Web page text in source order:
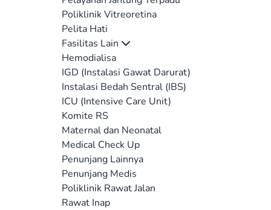
Poliklinik Vitreoretina
Pelita Hati
Fasilitas Lain
Hemodialisa
IGD (Instalasi Gawat Darurat)
Instalasi Bedah Sentral (IBS)
ICU (Intensive Care Unit)
Komite RS
Maternal dan Neonatal
Medical Check Up
Penunjang Lainnya
Penunjang Medis
Poliklinik Rawat Jalan
Rawat Inap